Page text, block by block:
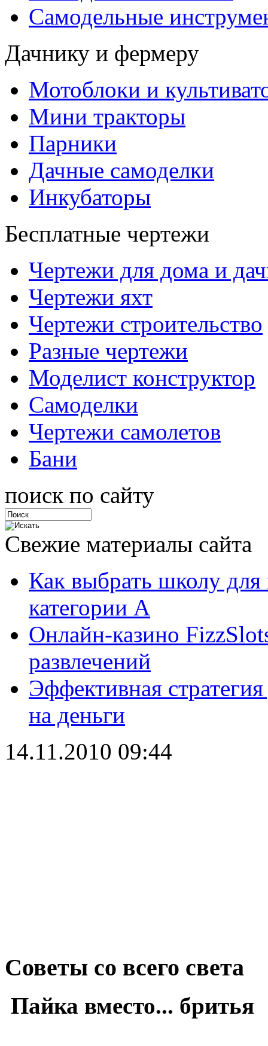
Самодельные
Дачнику и фермеру
Мотоблоки и
Мини тракторы
Парники
Дачные самоделки
Инкубаторы
Бесплатные чертежи
Чертежи для дома и
Чертежи яхт
Чертежи строительство
Разные чертежи
Моделист конструктор
Самоделки
Чертежи самолетов
Бани
поиск по сайту
Свежие материалы сайта
Как выбрать школу для
категории А
Онлайн-казино
развлечений
Эффективная
на деньги
14.11.2010 09:44
Советы со всего света
Пайка вместо... бритья